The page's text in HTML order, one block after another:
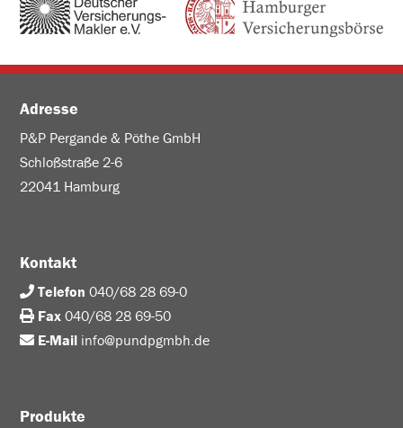
Adresse
P&P Pergande & Pöthe GmbH
Schloßstraße 2-6
22041 Hamburg
Kontakt
Telefon 040/68 28 69-0
Fax 040/68 28 69-50
E-Mail info@pundpgmbh.de
Produkte